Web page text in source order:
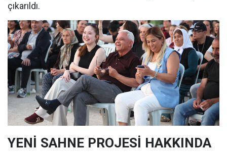
çıkarıldı.
YENİ SAHNE PROJESİ HAKKINDA